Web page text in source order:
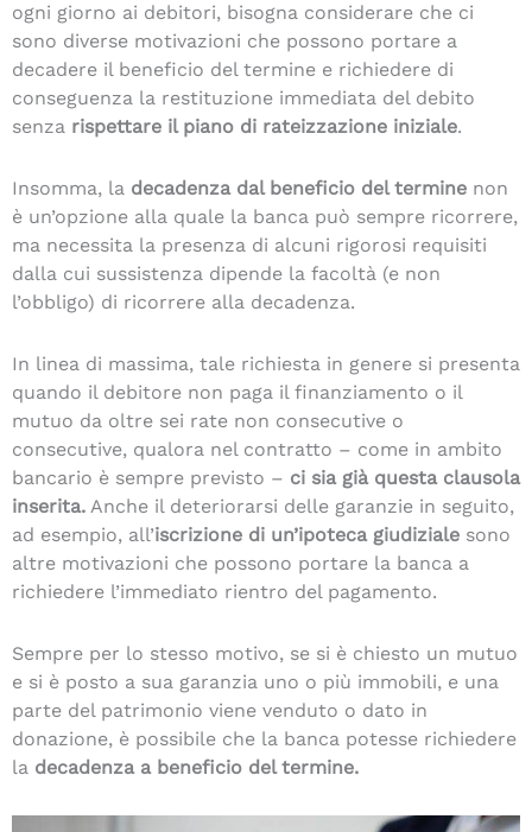
ogni giorno ai debitori, bisogna considerare che ci
sono diverse motivazioni che possono portare a
decadere il beneficio del termine e richiedere di
conseguenza la restituzione immediata del debito
senza rispettare il piano di rateizzazione iniziale.
Insomma, la decadenza dal beneficio del termine non
è un’opzione alla quale la banca può sempre ricorrere,
ma necessita la presenza di alcuni rigorosi requisiti
dalla cui sussistenza dipende la facoltà (e non
l’obbligo) di ricorrere alla decadenza.
In linea di massima, tale richiesta in genere si presenta
quando il debitore non paga il finanziamento o il
mutuo da oltre sei rate non consecutive o
consecutive, qualora nel contratto – come in ambito
bancario è sempre previsto – ci sia già questa clausola
inserita. Anche il deteriorarsi delle garanzie in seguito,
ad esempio, all’iscrizione di un’ipoteca giudiziale sono
altre motivazioni che possono portare la banca a
richiedere l’immediato rientro del pagamento.
Sempre per lo stesso motivo, se si è chiesto un mutuo
e si è posto a sua garanzia uno o più immobili, e una
parte del patrimonio viene venduto o dato in
donazione, è possibile che la banca potesse richiedere
la decadenza a beneficio del termine.